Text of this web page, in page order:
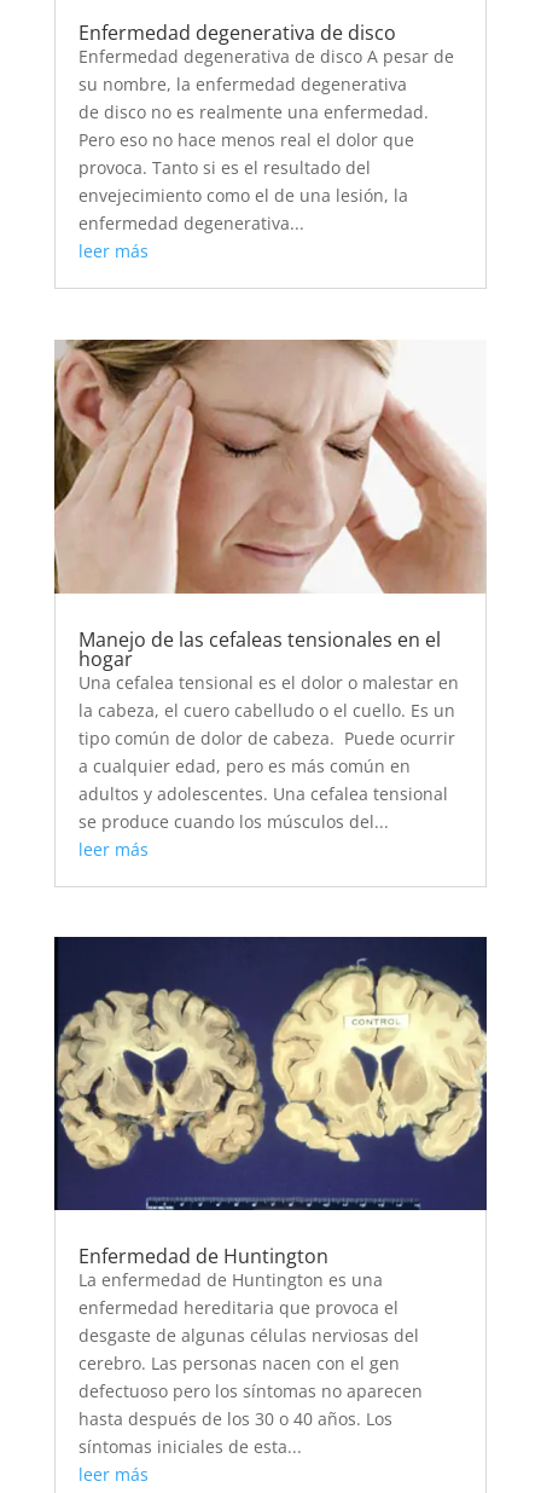
Enfermedad degenerativa de disco
Enfermedad degenerativa de disco A pesar de
su nombre, la enfermedad degenerativa
de disco no es realmente una enfermedad.
Pero eso no hace menos real el dolor que
provoca. Tanto si es el resultado del
envejecimiento como el de una lesión, la
enfermedad degenerativa...
leer más
Manejo de las cefaleas tensionales en el
hogar
Una cefalea tensional es el dolor o malestar en
la cabeza, el cuero cabelludo o el cuello. Es un
tipo común de dolor de cabeza. Puede ocurrir
a cualquier edad, pero es más común en
adultos y adolescentes. Una cefalea tensional
se produce cuando los músculos del...
leer más
Enfermedad de Huntington
La enfermedad de Huntington es una
enfermedad hereditaria que provoca el
desgaste de algunas células nerviosas del
cerebro. Las personas nacen con el gen
defectuoso pero los síntomas no aparecen
hasta después de los 30 o 40 años. Los
síntomas iniciales de esta...
leer más